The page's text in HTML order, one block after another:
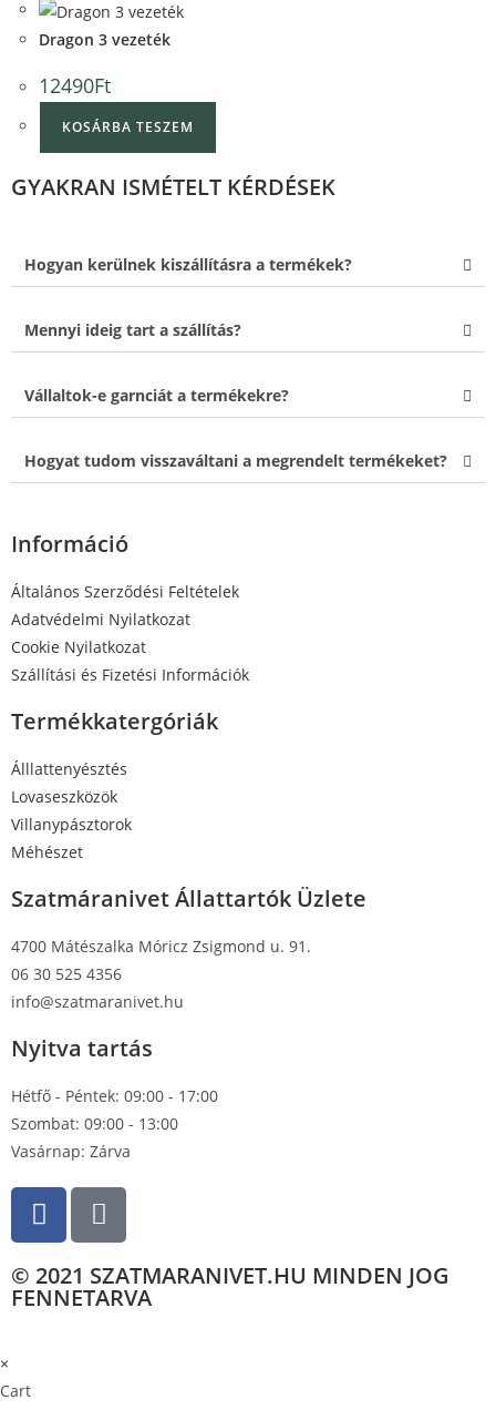
Dragon 3 vezeték
12490Ft
KOSÁRBA TESZEM
GYAKRAN ISMÉTELT KÉRDÉSEK
Hogyan kerülnek kiszállításra a termékek?
Mennyi ideig tart a szállítás?
Vállaltok-e garnciát a termékekre?
Hogyat tudom visszaváltani a megrendelt termékeket?
Információ
Általános Szerződési Feltételek
Adatvédelmi Nyilatkozat
Cookie Nyilatkozat
Szállítási és Fizetési Információk
Termékkatergóriák
Álllattenyésztés
Lovaseszközök
Villanypásztorok
Méhészet
Szatmáranivet Állattartók Üzlete
4700 Mátészalka Móricz Zsigmond u. 91.
06 30 525 4356
info@szatmaranivet.hu
Nyitva tartás
Hétfő - Péntek: 09:00 - 17:00
Szombat: 09:00 - 13:00
Vasárnap: Zárva
© 2021 SZATMARANIVET.HU MINDEN JOG
FENNETARVA
×
Cart